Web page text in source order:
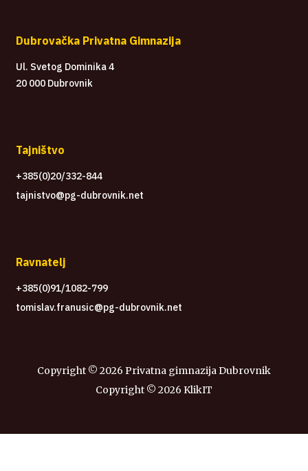
Dubrovačka Privatna Gimnazija
Ul. Svetog Dominika 4
20 000 Dubrovnik
Tajništvo
+385(0)20/332-844
tajnistvo@pg-dubrovnik.net
Ravnatelj
+385(0)91/1082-799
tomislav.franusic@pg-dubrovnik.net
Copyright © 2026 Privatna gimnazija Dubrovnik
Copyright © 2026 KlikIT